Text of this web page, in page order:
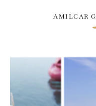
AMILCAR